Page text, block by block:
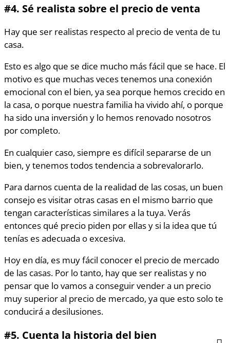
#4. Sé realista sobre el precio de venta
Hay que ser realistas respecto al precio de venta de tu
casa.
Esto es algo que se dice mucho más fácil que se hace. El
motivo es que muchas veces tenemos una conexión
emocional con el bien, ya sea porque hemos crecido en
la casa, o porque nuestra familia ha vivido ahí, o porque
ha sido una inversión y lo hemos renovado nosotros
por completo.
En cualquier caso, siempre es difícil separarse de un
bien, y tenemos todos tendencia a sobrevalorarlo.
Para darnos cuenta de la realidad de las cosas, un buen
consejo es visitar otras casas en el mismo barrio que
tengan características similares a la tuya. Verás
entonces qué precio piden por ellas y si la idea que tú
tenías es adecuada o excesiva.
Hoy en día, es muy fácil conocer el precio de mercado
de las casas. Por lo tanto, hay que ser realistas y no
pensar que lo vamos a conseguir vender a un precio
muy superior al precio de mercado, ya que esto solo te
conducirá a desilusiones.
#5. Cuenta la historia del bien